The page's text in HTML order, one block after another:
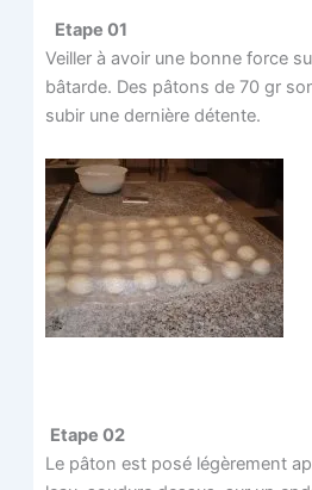
Etape 01
Veiller à avoir une bonne force
bâtarde. Des pâtons de 70 gr
subir une der­nière détente.
Etape 02
Le pâton est posé légè­re­ment